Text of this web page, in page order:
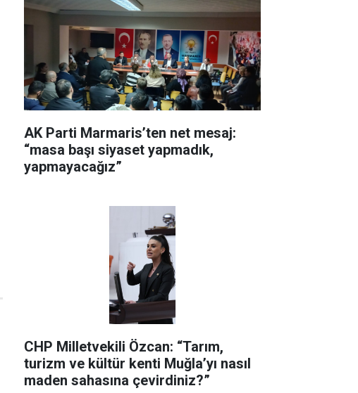
AK Parti Marmaris’ten net mesaj:
“masa başı siyaset yapmadık,
yapmayacağız”
CHP Milletvekili Özcan: “Tarım,
turizm ve kültür kenti Muğla’yı nasıl
maden sahasına çevirdiniz?”